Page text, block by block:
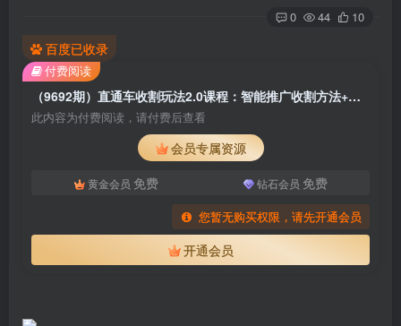
0 44 10
百度已收录
（9692期）直通车收割玩法2.0课程：智能推广收割方法+标准推广收割方法（20节课）
此内容为付费阅读，请付费后查看
会员专属资源
黄金会员 免费 钻石会员 免费
您暂无购买权限，请先开通会员
开通会员
付费阅读登录
没有账号？立即注册
用户名或邮箱
登录密码
登录